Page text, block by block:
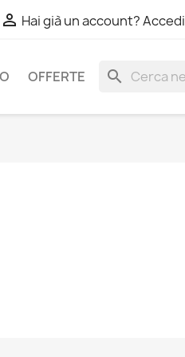
 Hai già un account? Accedi
OFFERTE search